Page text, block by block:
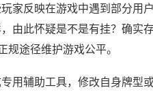
家反映在游戏中遇到部分用
由此怀疑是不是有挂？确实
途径维护游戏公平。
用辅助工具，修改自身牌型